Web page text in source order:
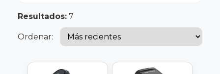
Resultados: 7
Ordenar: